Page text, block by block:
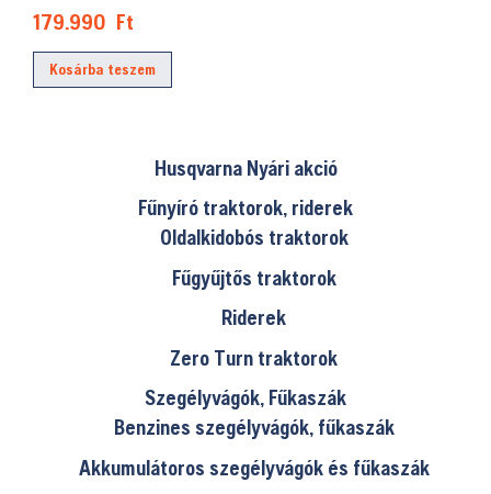
179.990 Ft
Kosárba teszem
Husqvarna Nyári akció
Fűnyíró traktorok, riderek
Oldalkidobós traktorok
Fűgyűjtős traktorok
Riderek
Zero Turn traktorok
Szegélyvágók, Fűkaszák
Benzines szegélyvágók, fűkaszák
Akkumulátoros szegélyvágók és fűkaszák